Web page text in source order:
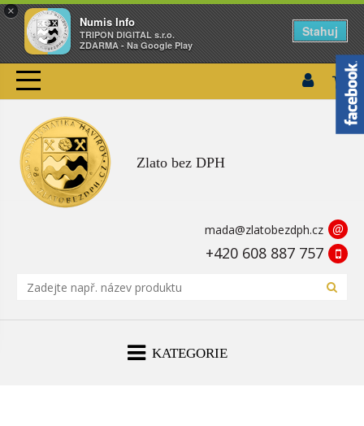
×
Numis Info
TRIPON DIGITAL s.r.o.
ZDARMA - Na Google Play
Stahuj
Zlato bez DPH
mada@zlatobezdph.cz @
+420 608 887 757
KATEGORIE